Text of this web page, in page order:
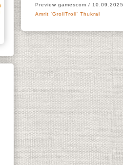
Preview gamescom / 10.09.2025
Amrit 'GrollTroll' Thukral